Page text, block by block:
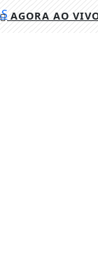
AGORA AO